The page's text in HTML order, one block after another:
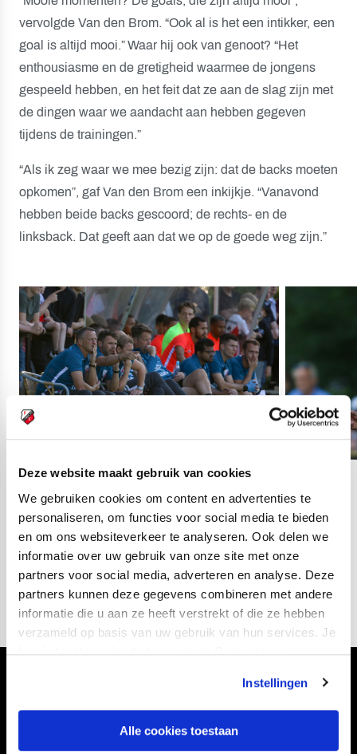
Deze website maakt gebruik van cookies
We gebruiken cookies om content en advertenties te
personaliseren, om functies voor social media te bieden
en om ons websiteverkeer te analyseren. Ook delen we
informatie over uw gebruik van onze site met onze
partners voor social media, adverteren en analyse. Deze
partners kunnen deze gegevens combineren met andere
informatie die u aan ze heeft verstrekt of die ze hebben
verzameld op basis van uw gebruik van hun services. Je
kan je toestemming beheren op de Cookiepagina.
Instellingen
Alle cookies toestaan
vervolgde Van den Brom. “Ook al is het een intikker, een
goal is altijd mooi.” Waar hij ook van genoot? “Het
enthousiasme en de gretigheid waarmee de jongens
gespeeld hebben, en het feit dat ze aan de slag zijn met
de dingen waar we aandacht aan hebben gegeven
tijdens de trainingen.”
“Als ik zeg waar we mee bezig zijn: dat de backs moeten
opkomen”, gaf Van den Brom een inkijkje. “Vanavond
hebben beide backs gescoord; de rechts- en de
linksback. Dat geeft aan dat we op de goede weg zijn.”
04 fotos
Ruime zege in
eerste oefenmatch